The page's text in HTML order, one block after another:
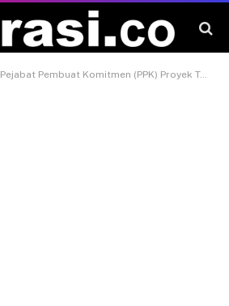
Pejabat Pembuat Komitmen (PPK) Proyek Terowongan Samarinda